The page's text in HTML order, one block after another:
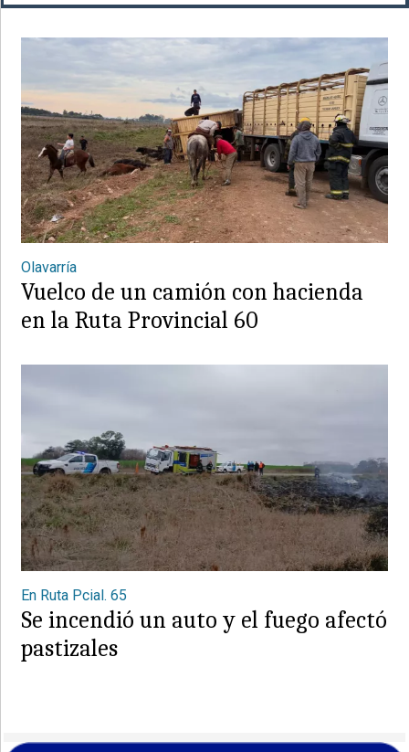
Olavarría
Vuelco de un camión con hacienda
en la Ruta Provincial 60
En Ruta Pcial. 65
Se incendió un auto y el fuego afectó
pastizales